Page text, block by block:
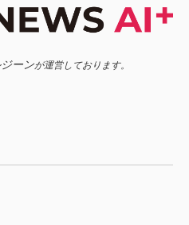
ーンが運営しております。